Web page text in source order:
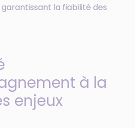
la fiabilité des
à la
enjeux